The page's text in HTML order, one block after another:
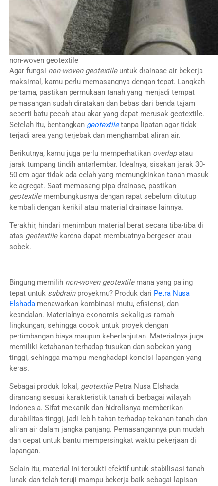
non-woven geotextile
Agar fungsi non-woven geotextile untuk drainase air bekerja
maksimal, kamu perlu memasangnya dengan tepat. Langkah
pertama, pastikan permukaan tanah yang menjadi tempat
pemasangan sudah diratakan dan bebas dari benda tajam
seperti batu pecah atau akar yang dapat merusak geotextile.
Setelah itu, bentangkan geotextiletanpa lipatan agar tidak
terjadi area yang terjebak dan menghambat aliran air.
Berikutnya, kamu juga perlu memperhatikanoverlapatau
jarak tumpang tindih antarlembar. Idealnya, sisakan jarak 30-
50 cm agar tidak ada celah yang memungkinkan tanah masuk
ke agregat. Saat memasang pipa drainase, pastikan
geotextile membungkusnya dengan rapat sebelum ditutup
kembali dengan kerikil atau material drainase lainnya.
Terakhir, hindari menimbun material berat secara tiba-tiba di
atas geotextilekarena dapat membuatnya bergeser atau
sobek.
Bingung memilih non-woven geotextilemana yang paling
tepat untuksubdrain proyekmu? Produk dari Petra Nusa
Elshadamenawarkan kombinasi mutu, efisiensi, dan
keandalan. Materialnya ekonomis sekaligus ramah
lingkungan, sehingga cocok untuk proyek dengan
pertimbangan biaya maupun keberlanjutan. Materialnya juga
memiliki ketahanan terhadap tusukan dan sobekan yang
tinggi, sehingga mampu menghadapi kondisi lapangan yang
keras.
Sebagai produk lokal, geotextilePetra Nusa Elshada
dirancang sesuai karakteristik tanah di berbagai wilayah
Indonesia. Sifat mekanik dan hidrolisnya memberikan
durabilitas tinggi, jadi lebih tahan terhadap tekanan tanah dan
aliran air dalam jangka panjang. Pemasangannya pun mudah
dan cepat untuk bantu mempersingkat waktu pekerjaan di
lapangan.
Selain itu, material ini terbukti efektif untuk stabilisasi tanah
lunak dan telah teruji mampu bekerja baik sebagai lapisan